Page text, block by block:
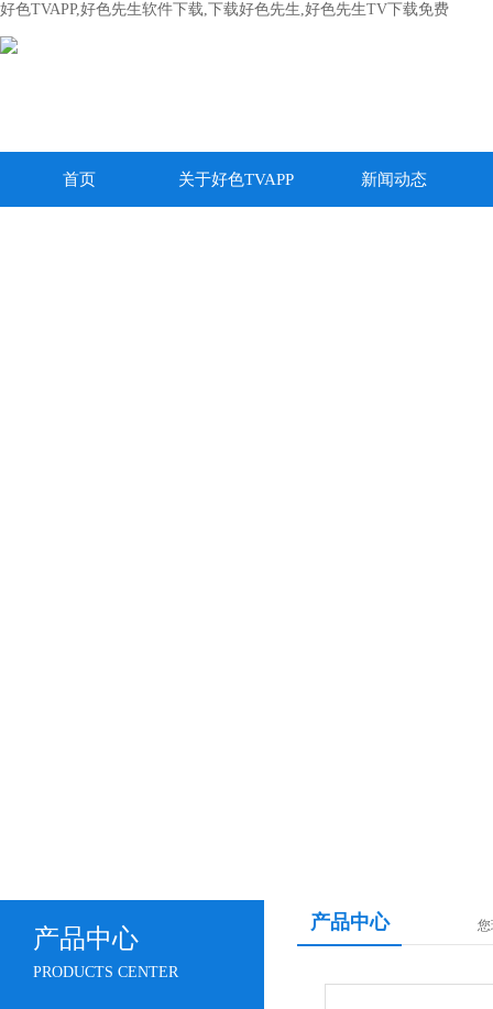
好色TVAPP,好色先生软件下载,下载好色先生,好色先生TV下载免费
首页 关于好色TVAPP 新闻动态
产品中心
PRODUCTS CENTER
产品中心 您